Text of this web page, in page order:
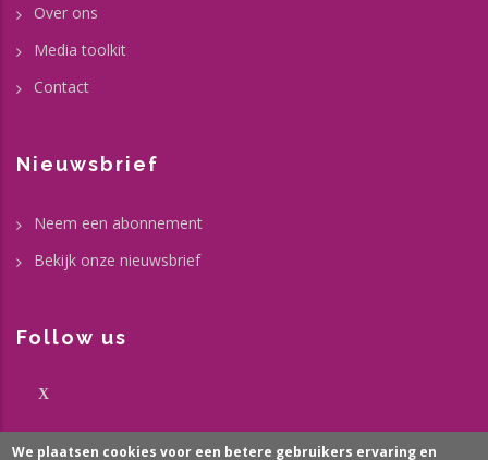
Over ons
Media toolkit
Contact
Nieuwsbrief
Neem een abonnement
Bekijk onze nieuwsbrief
Follow us
X
We plaatsen cookies voor een betere gebruikers ervaring en